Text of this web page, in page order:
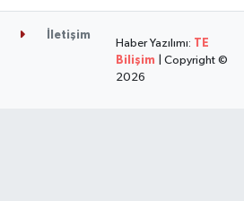
İletişim
Haber Yazılımı: TE
Bilişim | Copyright ©
2026